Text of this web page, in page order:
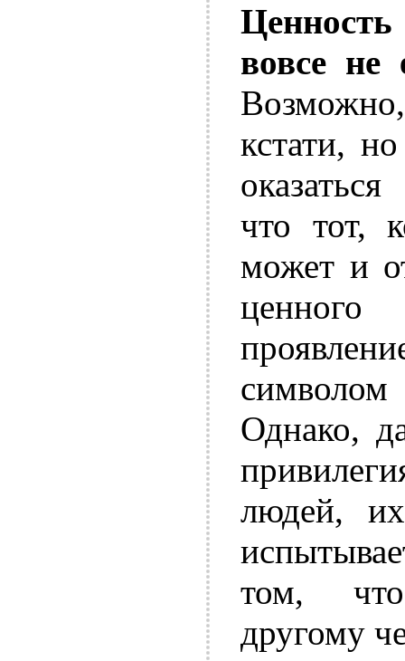
вовсе не
кстати,
что тот,
может и
Однако,
людей,
том,
другому